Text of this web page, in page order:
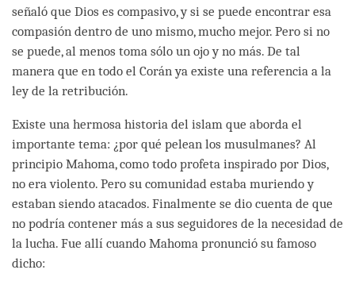
señaló que Dios es compasivo, y si se puede encontrar esa
compasión dentro de uno mismo, mucho mejor. Pero si no
se puede, al menos toma sólo un ojo y no más. De tal
manera que en todo el Corán ya existe una referencia a la
ley de la retribución.
Existe una hermosa historia del islam que aborda el
importante tema: ¿por qué pelean los musulmanes? Al
principio Mahoma, como todo profeta inspirado por Dios,
no era violento. Pero su comunidad estaba muriendo y
estaban siendo atacados. Finalmente se dio cuenta de que
no podría contener más a sus seguidores de la necesidad de
la lucha. Fue allí cuando Mahoma pronunció su famoso
dicho: